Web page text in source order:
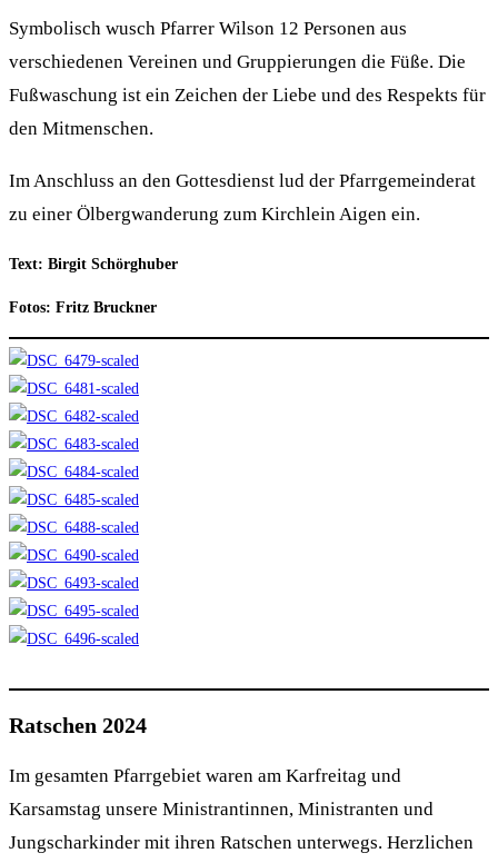
Symbolisch wusch Pfarrer Wilson 12 Personen aus
verschiedenen Vereinen und Gruppierungen die Füße. Die
Fußwaschung ist ein Zeichen der Liebe und des Respekts für
den Mitmenschen.
Im Anschluss an den Gottesdienst lud der Pfarrgemeinderat
zu einer Ölbergwanderung zum Kirchlein Aigen ein.
Text: Birgit Schörghuber
Fotos: Fritz Bruckner
Ratschen 2024
Im gesamten Pfarrgebiet waren am Karfreitag und
Karsamstag unsere Ministrantinnen, Ministranten und
Jungscharkinder mit ihren Ratschen unterwegs. Herzlichen